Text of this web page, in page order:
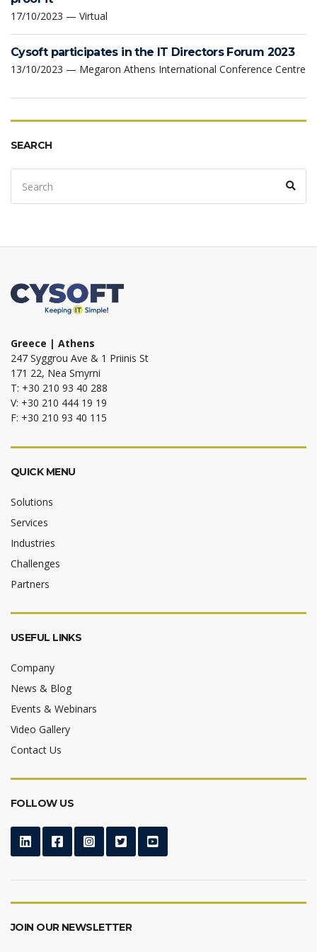
17/10/2023 — Virtual
Cysoft participates in the IT Directors Forum 2023
13/10/2023 — Megaron Athens International Conference Centre
SEARCH
Search
for:
Greece | Athens
247 Syggrou Ave & 1 Priinis St
171 22, Nea Smyrni
T: +30 210 93 40 288
V: +30 210 444 19 19
F: +30 210 93 40 115
QUICK MENU
Solutions
Services
Industries
Challenges
Partners
USEFUL LINKS
Company
News & Blog
Events & Webinars
Video Gallery
Contact Us
FOLLOW US
JOIN OUR NEWSLETTER